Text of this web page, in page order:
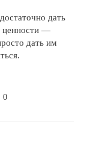
дать
ценности —
дать им
0